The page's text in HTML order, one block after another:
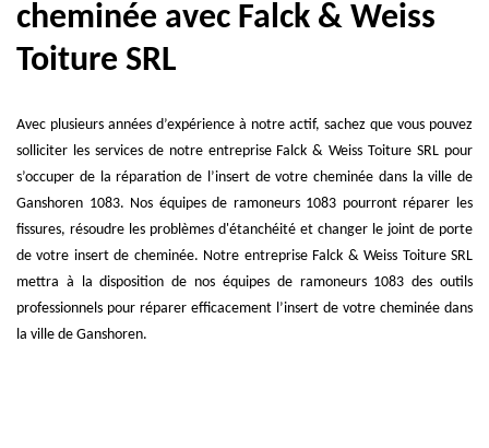
cheminée avec Falck & Weiss
Toiture SRL
Avec plusieurs années d’expérience à notre actif, sachez que vous pouvez
solliciter les services de notre entreprise Falck & Weiss Toiture SRL pour
s’occuper de la réparation de l’insert de votre cheminée dans la ville de
Ganshoren 1083. Nos équipes de ramoneurs 1083 pourront réparer les
fissures, résoudre les problèmes d'étanchéité et changer le joint de porte
de votre insert de cheminée. Notre entreprise Falck & Weiss Toiture SRL
mettra à la disposition de nos équipes de ramoneurs 1083 des outils
professionnels pour réparer efficacement l’insert de votre cheminée dans
la ville de Ganshoren.